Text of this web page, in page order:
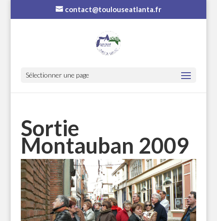
contact@toulouseatlanta.fr
Sélectionner une page
Sortie
Montauban 2009